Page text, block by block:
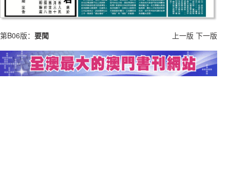
第B06版： 要聞 上一版 下一版